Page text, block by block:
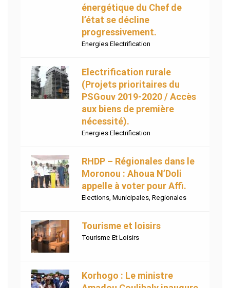
énergétique du Chef de
l’état se décline
progressivement.
Energies Electrification
Electrification rurale
(Projets prioritaires du
PSGouv 2019-2020 / Accès
aux biens de première
nécessité).
Energies Electrification
RHDP – Régionales dans le
Moronou : Ahoua N’Doli
appelle à voter pour Affi.
Elections, Municipales, Regionales
Tourisme et loisirs
Tourisme Et Loisirs
Korhogo : Le ministre